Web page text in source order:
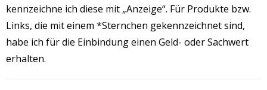
kennzeichne ich diese mit „Anzeige“. Für Produkte bzw.
Links, die mit einem *Sternchen gekennzeichnet sind,
habe ich für die Einbindung einen Geld- oder Sachwert
erhalten.